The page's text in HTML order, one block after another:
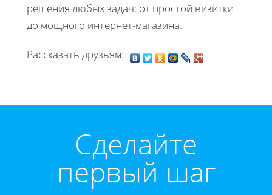
решения любых задач: от простой визитки
до мощного интернет-магазина.
Рассказать друзьям:
Cделайте
первый шаг